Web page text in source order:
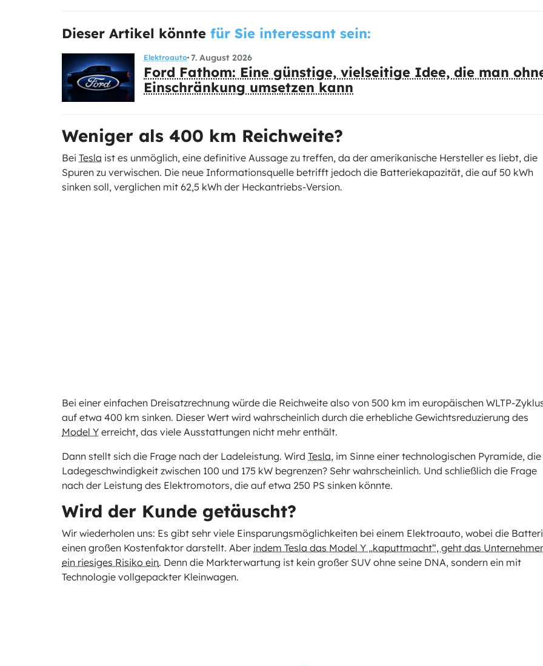
Dieser Artikel könnte für Sie interessant sein:
Elektroauto 7. August 2026
Ford Fathom: Eine günstige, vielseitige Idee, die man
Einschränkung umsetzen kann
Weniger als 400 km Reichweite?
Bei Tesla ist es unmöglich, eine definitive Aussage zu treffen, da der amerikanische Hersteller es liebt, die
Spuren zu verwischen. Die neue Informationsquelle betrifft jedoch die Batteriekapazität, die auf 50 kWh
sinken soll, verglichen mit 62,5 kWh der Heckantriebs-Version.
Bei einer einfachen Dreisatzrechnung würde die Reichweite also von 500 km im europäischen WLTP-
auf etwa 400 km sinken. Dieser Wert wird wahrscheinlich durch die erhebliche Gewichtsreduzierung des
Model Y erreicht, das viele Ausstattungen nicht mehr enthält.
Dann stellt sich die Frage nach der Ladeleistung. Wird Tesla, im Sinne einer technologischen Pyramide, die
Ladegeschwindigkeit zwischen 100 und 175 kW begrenzen? Sehr wahrscheinlich. Und schließlich die Frage
nach der Leistung des Elektromotors, die auf etwa 250 PS sinken könnte.
Wird der Kunde getäuscht?
Wir wiederholen uns: Es gibt sehr viele Einsparungsmöglichkeiten bei einem Elektroauto, wobei die
einen großen Kostenfaktor darstellt. Aber indem Tesla das Model Y „kaputtmacht“, geht das
ein riesiges Risiko ein. Denn die Markterwartung ist kein großer SUV ohne seine DNA, sondern ein mit
Technologie vollgepackter Kleinwagen.